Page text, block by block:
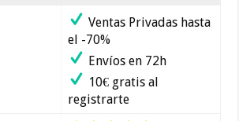
Ventas Privadas hasta
el -70%
Envíos en 72h
10€ gratis al
registrarte